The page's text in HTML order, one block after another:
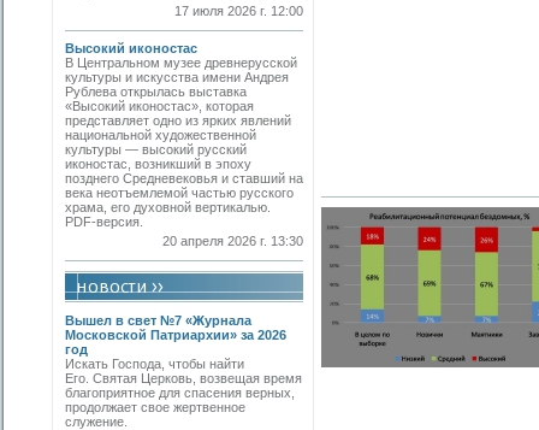
17 июля 2026 г. 12:00
Высокий иконостас
В Центральном музее древнерусской
культуры и искусства имени Андрея
Рублева открылась выставка
«Высокий иконостас», которая
представляет одно из ярких явлений
национальной художественной
культуры — высокий русский
иконостас, возникший в эпоху
позднего Средневековья и ставший на
века неотъемлемой частью русского
храма, его духовной вертикалью.
PDF-версия.
20 апреля 2026 г. 13:30
Вышел в свет №7 «Журнала
Московской Патриархии» за 2026
год
Искать Господа, чтобы найти
Его. Святая Церковь, возвещая время
благоприятное для спасения верных,
продолжает свое жертвенное
служение.